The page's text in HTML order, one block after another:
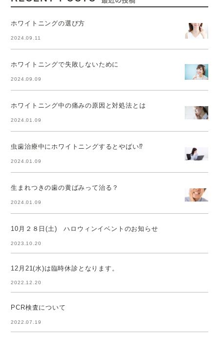
ホワイトニングの選び方
2024.09.11
ホワイトニングで失敗しないために
2024.09.09
ホワイトニング中の痛みの原因と対処法とは
2024.01.09
虫歯治療中にホワイトニングするとやばい⁉
2024.01.09
生まれつきの歯の黄ばみって治る？
2024.01.09
10月２８日(土) ハロウィンイベントのお知らせ
2023.10.20
12月21(水)は臨時休診となります。
2022.12.20
PCR検査について
2022.07.19